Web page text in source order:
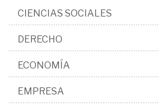
CIENCIAS SOCIALES
DERECHO
ECONOMÍA
EMPRESA